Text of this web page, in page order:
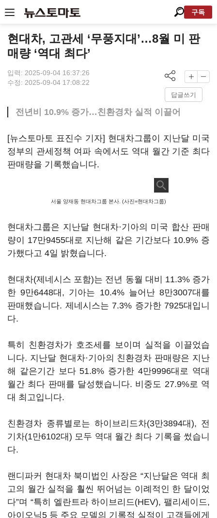
구독
현대차, 고관세 ‘무풍지대’…8월 미 판
매량 ‘역대 최다’
입력: 2025-09-04 16:37:26
수정: 2025-09-04 17:08:22
답글쓰기
전년비 10.9% 증가…친환경차 실적 이끌어
[뉴스토마토 표진수 기자] 현대차그룹이 지난달 미국
정부의 관세정책 여파 속에서도 역대 월간 기준 최다
판매량을 기록했습니다.
서울 양재동 현대차그룹 본사. (사진=현대차그룹)
현대차그룹은 지난달 현대차·기아의 미국 합산 판매
량이 17만9455대로 지난해 같은 기간보다 10.9% 증
가했다고 4일 밝혔습니다.
현대차(제네시스 포함)는 전년 동월 대비 11.3% 증가
한 9만6448대, 기아는 10.4% 늘어난 8만3007대를
판매했습니다. 제네시스는 7.3% 증가한 7925대입니
다.
특히 친환경차가 호조세를 보이며 실적을 이끌었습
니다. 지난달 현대차·기아의 친환경차 판매량은 지난
해 같은기간 보다 51.8% 증가한 4만9996대로 역대
월간 최다 판매를 달성했습니다. 비중도 27.9%로 역
대 최고입니다.
친환경차 종류별로는 하이브리드차(3만3894대), 전
기차(1만6102대) 모두 역대 월간 최다 기록을 썼습니
다.
랜디파커 현대차 북미법인 사장은 “지난달은 역대 최
고의 월간 실적을 훨씬 뛰어넘는 이례적인 한 달이었
다”며 “특히 엘란트라 하이브리드(HEV), 팰리세이드,
아이오닉5 등 주요 모델의 기록적 실적이 고객들에게